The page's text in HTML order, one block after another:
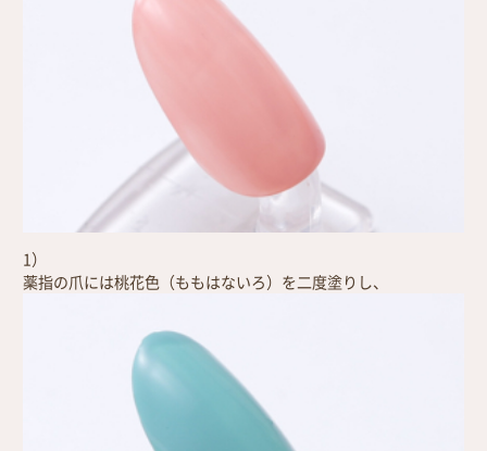
1）
薬指の爪には桃花色（ももはないろ）を二度塗りし、